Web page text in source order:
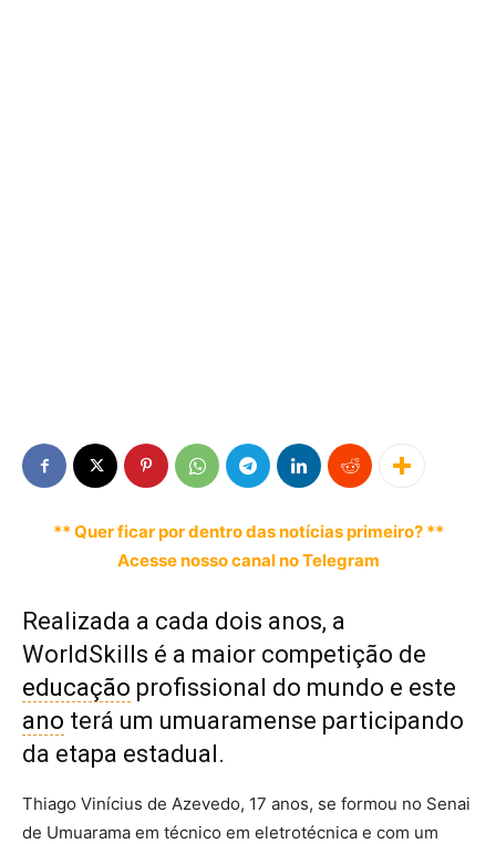
** Quer ficar por dentro das notícias primeiro? **
Acesse nosso canal no Telegram
Realizada a cada dois anos, a
WorldSkills é a maior competição de
educação profissional do mundo e este
ano terá um umuaramense participando
da etapa estadual.
Thiago Vinícius de Azevedo, 17 anos, se formou no Senai
de Umuarama em técnico em eletrotécnica e com um